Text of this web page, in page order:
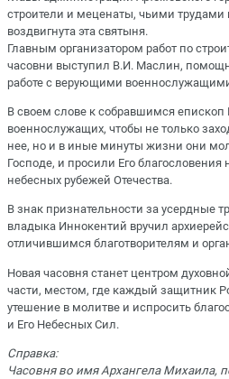
строители и меценаты, чьими
воздвигнута эта святыня.
Главным организатором работ по
часовни выступил В.И. Маслин,
работе с верующими
В своем слове к собравшимся
военнослужащих, чтобы не только
нее, но и в иные минуты жизни они
Господе, и просили Его
небесных рубежей Отечества.
В знак признательности за усердные
владыка Иннокентий вручил
отличившимся благотворителям и
Новая часовня станет центром
части, местом, где каждый защитник
утешение в молитве и испросить
и Его Небесных Сил.
Справка:
Часовня во имя Архангела Михаила,